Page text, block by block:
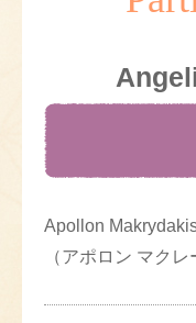
Apollon
（アポロン マクレ